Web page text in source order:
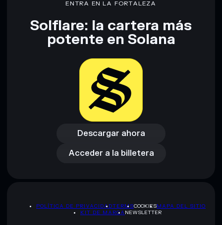
Descargo de responsabilidad: Esta información tiene
únicamente fines educativos y no constituye asesoramiento
proporcionados por rugcheck.xyz.
ENTRA EN LA FORTALEZA
Solflare: la cartera más
potente en Solana
Descargar ahora
Descargar ahora
Acceder a la billetera
Acceder a la billetera
POLÍTICA DE PRIVACIDADTERMSCOOKIESMAPA DEL SITIO
KIT DE MARCA NEWSLETTER